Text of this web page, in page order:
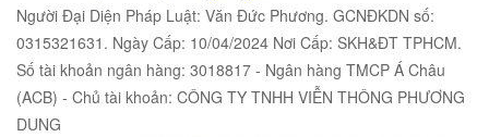
Người Đại Diện Pháp Luật: Văn Đức Phương. GCNĐKDN số:
0315321631. Ngày Cấp: 10/04/2024 Nơi Cấp: SKH&ĐT TPHCM.
Số tài khoản ngân hàng: 3018817 - Ngân hàng TMCP Á Châu
(ACB) - Chủ tài khoản: CÔNG TY TNHH VIỄN THÔNG PHƯƠNG
DUNG